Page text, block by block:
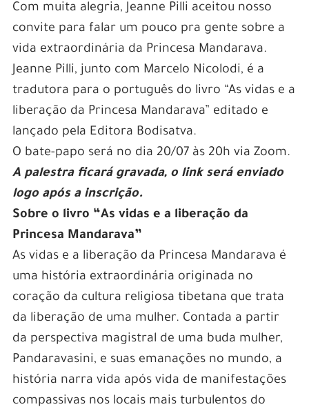
Com muita alegria, Jeanne Pilli aceitou nosso
convite para falar um pouco pra gente sobre a
vida extraordinária da Princesa Mandarava.
Jeanne Pilli, junto com Marcelo Nicolodi, é a
tradutora para o português do livro “As vidas e a
liberação da Princesa Mandarava” editado e
lançado pela Editora Bodisatva.
O bate-papo será no dia 20/07 às 20h via Zoom.
A palestra ficará gravada, o link será enviado
logo após a inscrição.
Sobre o livro “As vidas e a liberação da
Princesa Mandarava”
As vidas e a liberação da Princesa Mandarava é
uma história extraordinária originada no
coração da cultura religiosa tibetana que trata
da liberação de uma mulher. Contada a partir
da perspectiva magistral de uma buda mulher,
Pandaravasini, e suas emanações no mundo, a
história narra vida após vida de manifestações
compassivas nos locais mais turbulentos do